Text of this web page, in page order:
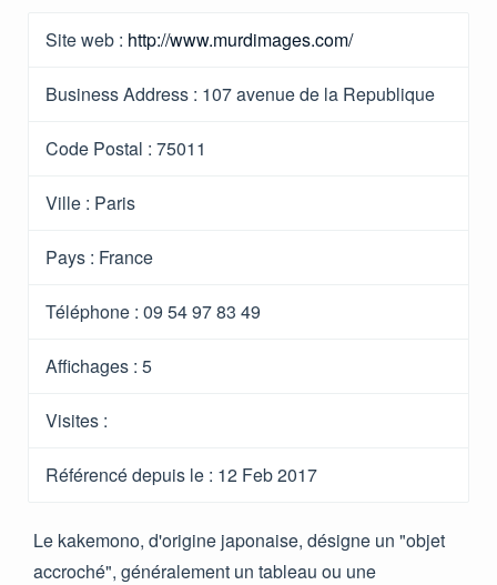
Site web : http://www.murdimages.com/
Business Address : 107 avenue de la Republique
Code Postal : 75011
Ville : Paris
Pays : France
Téléphone : 09 54 97 83 49
Affichages : 5
Visites :
Référencé depuis le : 12 Feb 2017
Le kakemono, d'origine japonaise, désigne un "objet
accroché", généralement un tableau ou une